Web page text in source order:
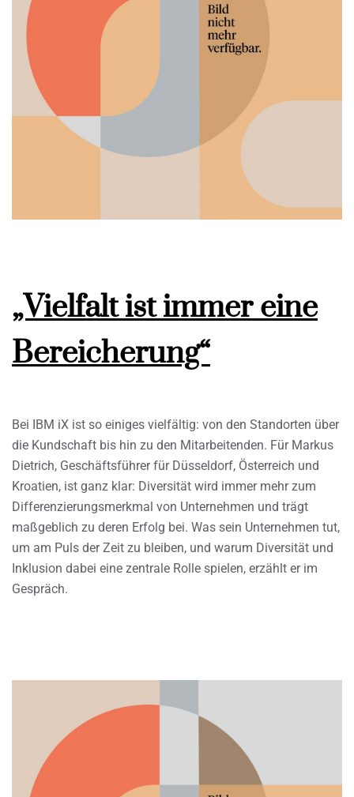
„Vielfalt ist immer eine
Bereicherung“
Bei IBM iX ist so einiges vielfältig: von den Standorten über
die Kundschaft bis hin zu den Mitarbeitenden. Für Markus
Dietrich, Geschäftsführer für Düsseldorf, Österreich und
Kroatien, ist ganz klar: Diversität wird immer mehr zum
Differenzierungsmerkmal von Unternehmen und trägt
maßgeblich zu deren Erfolg bei. Was sein Unternehmen tut,
um am Puls der Zeit zu bleiben, und warum Diversität und
Inklusion dabei eine zentrale Rolle spielen, erzählt er im
Gespräch.